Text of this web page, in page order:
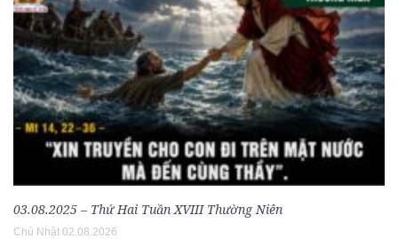
03.08.2025 – Thứ Hai Tuần XVIII Thường Niên
Chủ Nhật 02.08.2026